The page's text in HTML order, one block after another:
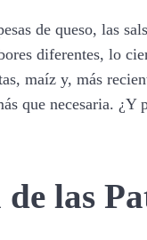
de queso, las
diferentes, lo
maíz y, más
que necesaria.
las